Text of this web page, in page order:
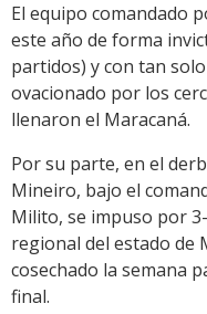
El equipo comandado
este año de forma
partidos) y con tan
ovacionado por los
llenaron el Maracaná.
Por su parte, en el
Mineiro, bajo el
Milito, se impuso por
regional del estado de
cosechado la semana
final.